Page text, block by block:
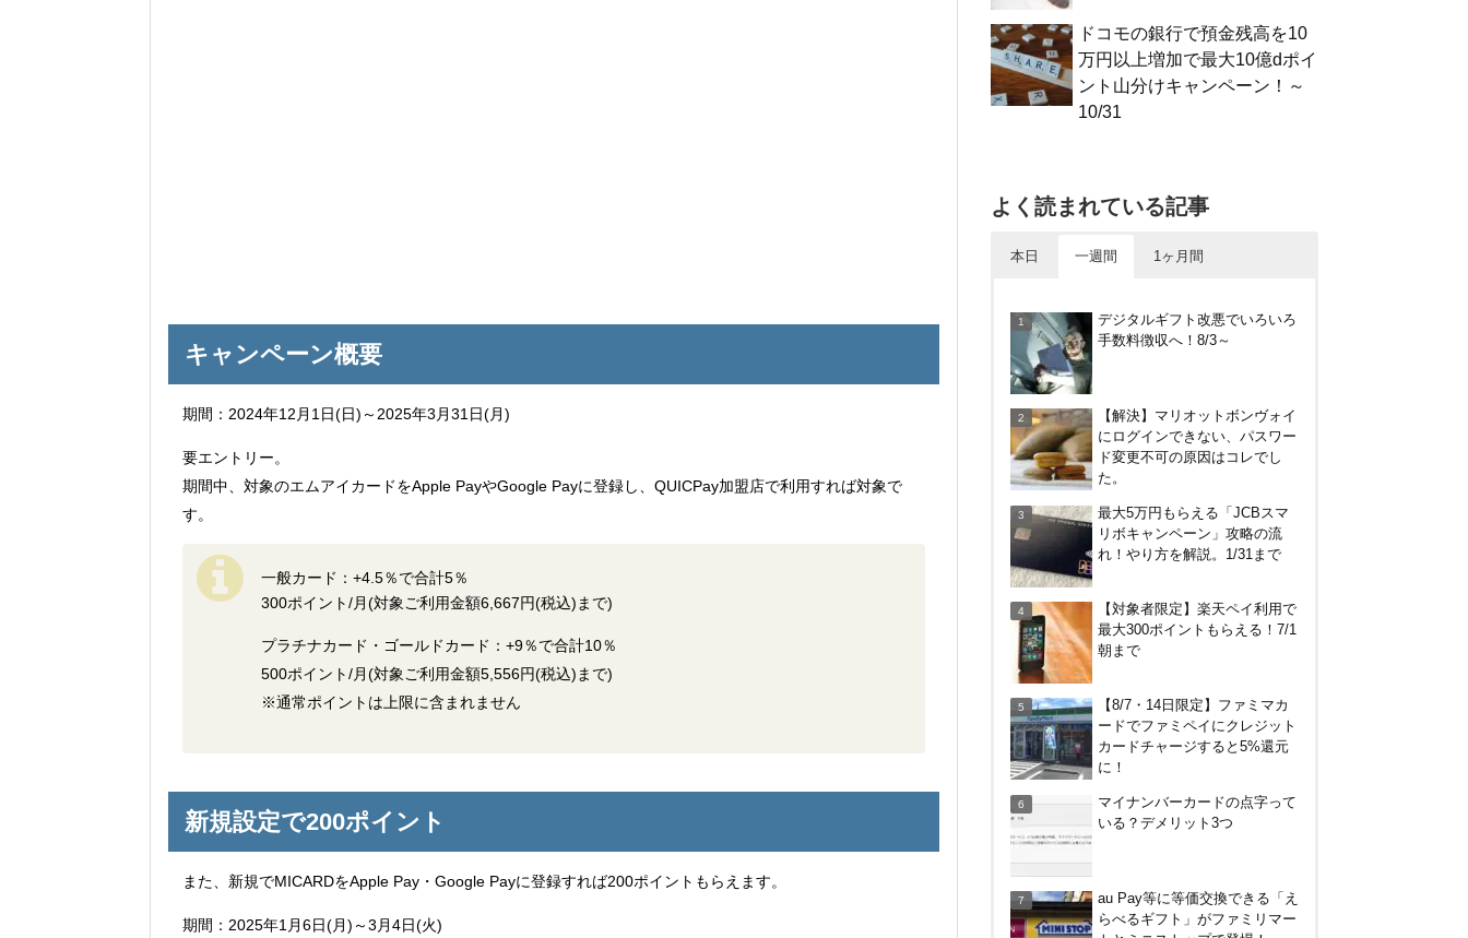
キャンペーン概要
期間：2024年12月1日(日)～2025年3月31日(月)
要エントリー。
期間中、対象のエムアイカードをApple PayやGoogle Payに登録し、QUICPay加盟店で利用すれば対象で
す。
一般カード：+4.5％で合計5％
300ポイント/月(対象ご利用金額6,667円(税込)まで)
プラチナカード・ゴールドカード：+9％で合計10％
500ポイント/月(対象ご利用金額5,556円(税込)まで)
※通常ポイントは上限に含まれません
新規設定で200ポイント
また、新規でMICARDをApple Pay・Google Payに登録すれば200ポイントもらえます。
期間：2025年1月6日(月)～3月4日(火)
ドコモの銀行で預金残高を10
万円以上増加で最大10億dポイ
ント山分けキャンペーン！～
10/31
よく読まれている記事
本日 一週間 1ヶ月間
最大300ポイントもらえる！7/1
朝まで
タンプカード、誕生日特典を駆
使して節約しよう
法！料金や使い方、改札内と改
札外の違いなど
件や使える時間、同伴者人数な
どを紹介
見てきた！駐車場はどこ？雨で
もやる？料金は？
ストコもそれ以外も還元率2%
キャンペーン！2/1～3/31
関連サービス利用で。10/30ま
で
デジタルギフト改悪でいろいろ
手数料徴収へ！8/3～
【解決】マリオットボンヴォイ
にログインできない、パスワー
ド変更不可の原因はコレでし
た。
最大5万円もらえる「JCBスマ
リボキャンペーン」攻略の流
れ！やり方を解説。1/31まで
【対象者限定】楽天ペイ利用で
最大300ポイントもらえる！7/1
朝まで
【8/7・14日限定】ファミマカ
ードでファミペイにクレジット
カードチャージすると5%還元
に！
マイナンバーカードの点字って
いる？デメリット3つ
au Pay等に等価交換できる「え
らべるギフト」がファミリマー